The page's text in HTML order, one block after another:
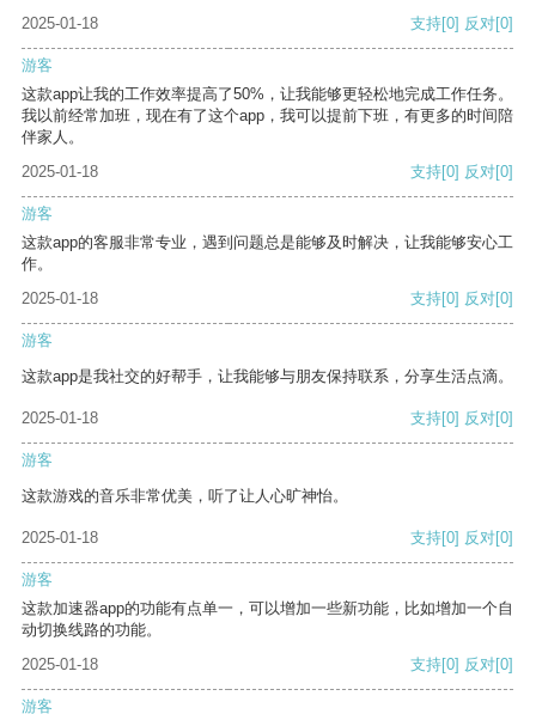
2025-01-18
支持[0] 反对[0]
游客
这款app让我的工作效率提高了50%，让我能够更轻松地完成工作任务。
我以前经常加班，现在有了这个app，我可以提前下班，有更多的时间陪
伴家人。
2025-01-18
支持[0] 反对[0]
游客
这款app的客服非常专业，遇到问题总是能够及时解决，让我能够安心工
作。
2025-01-18
支持[0] 反对[0]
游客
这款app是我社交的好帮手，让我能够与朋友保持联系，分享生活点滴。
2025-01-18 支持[0] 反对[0]
游客
这款游戏的音乐非常优美，听了让人心旷神怡。
2025-01-18 支持[0] 反对[0]
游客
这款加速器app的功能有点单一，可以增加一些新功能，比如增加一个自
动切换线路的功能。
2025-01-18
支持[0] 反对[0]
游客